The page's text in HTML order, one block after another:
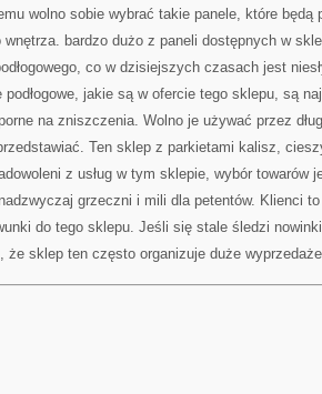
wolno sobie wybrać takie panele, które będą
wnętrza. bardzo dużo z paneli dostępnych w
co w dzisiejszych czasach jest
podłogowe, jakie są w ofercie tego sklepu, są
na zniszczenia. Wolno je używać przez
Ten sklep z parkietami kalisz,
z usług w tym sklepie, wybór towarów
grzeczni i mili dla petentów. Klienci
do tego sklepu. Jeśli się stale śledzi
że sklep ten często organizuje duże